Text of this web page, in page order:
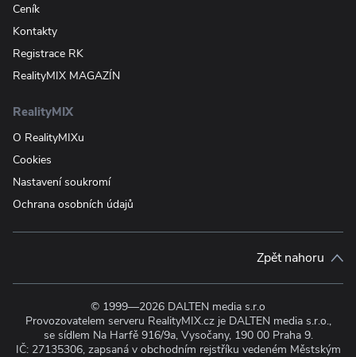
Ceník
Kontakty
Registrace RK
RealityMIX MAGAZÍN
RealityMIX
O RealityMIXu
Cookies
Nastavení soukromí
Ochrana osobních údajů
Zpět nahoru
© 1999—2026 DALTEN media s.r.o
Provozovatelem serveru RealityMIX.cz je DALTEN media s.r.o.,
se sídlem Na Harfě 916/9a, Vysočany, 190 00 Praha 9.
IČ: 27135306, zapsaná v obchodním rejstříku vedeném Městským